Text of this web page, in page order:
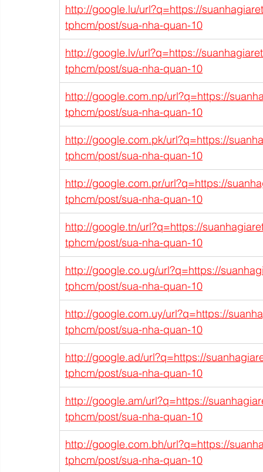
http://google.lu/url?q=https://
tphcm/post/sua-nha-quan-10
http://google.lv/url?q=https://
tphcm/post/sua-nha-quan-10
http://google.com.np/url?q=https://
tphcm/post/sua-nha-quan-10
http://google.com.pk/url?q=https://
tphcm/post/sua-nha-quan-10
http://google.com.pr/url?q=https://
tphcm/post/sua-nha-quan-10
http://google.tn/url?q=https://
tphcm/post/sua-nha-quan-10
http://google.co.ug/url?q=https://
tphcm/post/sua-nha-quan-10
http://google.com.uy/url?q=https://
tphcm/post/sua-nha-quan-10
http://google.ad/url?q=https://
tphcm/post/sua-nha-quan-10
http://google.am/url?q=https://
tphcm/post/sua-nha-quan-10
http://google.com.bh/url?q=https://
tphcm/post/sua-nha-quan-10